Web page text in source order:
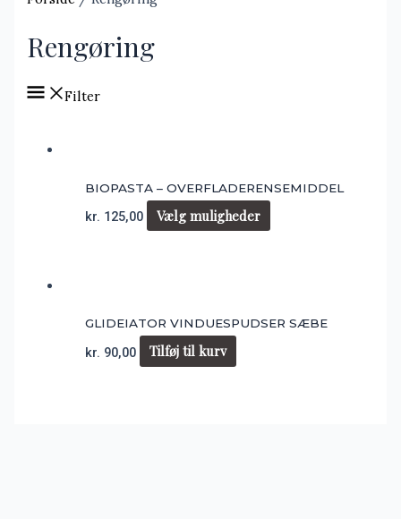
Rengøring
Filter
BIOPASTA – OVERFLADERENSEMIDDEL
kr. 125,00 Vælg muligheder
GLIDEIATOR VINDUESPUDSER SÆBE
kr. 90,00 Tilføj til kurv